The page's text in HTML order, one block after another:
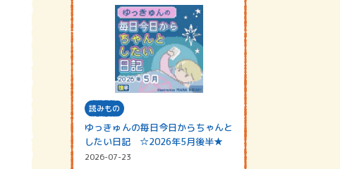
読みもの
ゆっきゅんの毎日今日からちゃんと
したい日記 ☆2026年5月後半★
2026-07-23